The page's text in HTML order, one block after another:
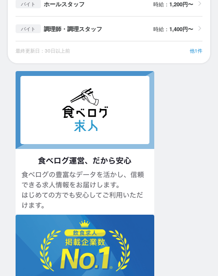
バイト ホールスタッフ 時給： 1,200円〜
バイト 調理師・調理スタッフ 時給： 1,400円〜
最終更新日：30日以上前 他1件